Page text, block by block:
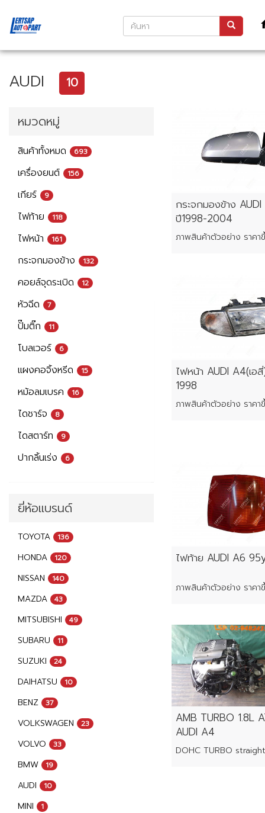
AUDI 10
หมวดหมู่
สินค้าทั้งหมด 693
เครื่องยนต์ 156
เกียร์ 9
ไฟท้าย 118
ไฟหน้า 161
กระจกมองข้าง 132
คอยล์จุดระเบิด 12
หัวฉีด 7
ปั๊มติ๊ก 11
โบลเวอร์ 6
แผงคอจิ้งหรีด 15
หม้อลมเบรค 16
ไดชาร์จ 8
ไดสตาร์ท 9
ปากลิ้นเร่ง 6
ยี่ห้อแบรนด์
TOYOTA 136
HONDA 120
NISSAN 140
MAZDA 43
MITSUBISHI 49
SUBARU 11
SUZUKI 24
DAIHATSU 10
BENZ 37
VOLKSWAGEN 23
VOLVO 33
BMW 19
AUDI 10
MINI 1
กระจกมองข้าง
ปี1998-2004
ไฟหน้า AUDI A4(เอ
1998
ไฟท้าย AUDI A6
AMB TURBO 1.8L
AUDI A4